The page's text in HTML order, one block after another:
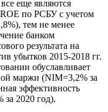
еще являются
по РСБУ с учетом
тем не менее
банком
результата на
убытков 2015-2018 гг.
обуславливает
маржи (NIM=3,2% за
эффективность
за 2020 год).